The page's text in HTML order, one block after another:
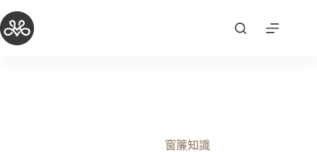
至
主
窗簾知識